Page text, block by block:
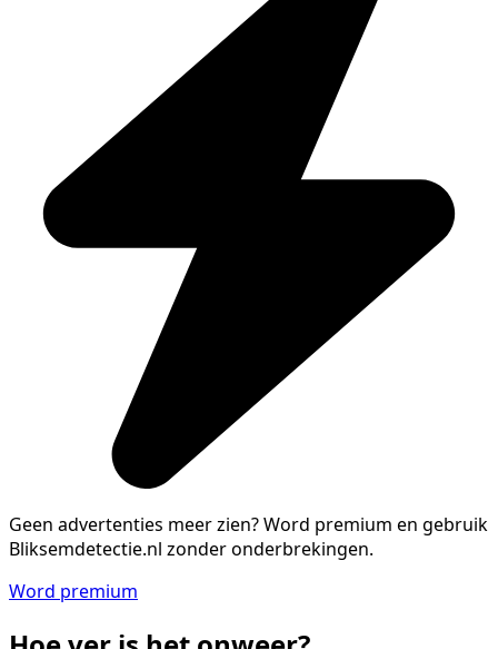
Geen advertenties meer zien?Word premium en gebruik
Bliksemdetectie.nl zonder onderbrekingen.
Word premium